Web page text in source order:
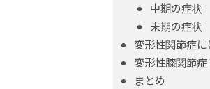
中期の症状
末期の症状
変形性関節症
変形性膝関節
まとめ